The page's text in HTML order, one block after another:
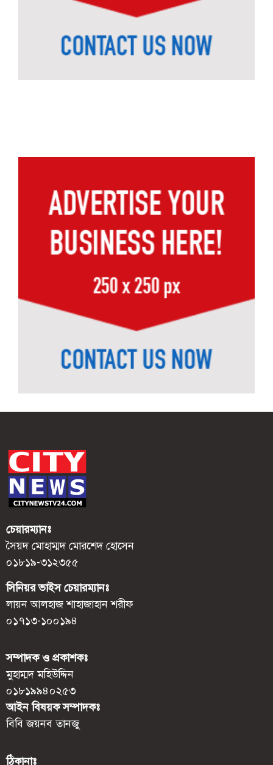
চেয়ারম্যানঃ
সৈয়দ মোহাম্মদ মোরশেদ হোসেন
০১৮১৯-৩১২৩৫৫
সিনিয়র ভাইস চেয়ারম্যানঃ
লায়ন আলহাজ শাহাজাহান শরীফ
০১৭১৩-১০০১৯৪
সম্পাদক ও প্রকাশকঃ
মুহাম্মদ মহিউদ্দিন
০১৮১৯৯৪০২৫৩
আইন বিষয়ক সম্পাদকঃ
বিবি জয়নব তানজু
ঠিকানাঃ